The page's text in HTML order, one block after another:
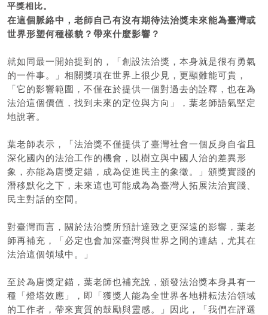
平獎相比。
在這個脈絡中，老師自己有沒有期待法治獎未來能為臺灣或
世界形塑何種樣貌？帶來什麼影響？
就如同最一開始提到的，「創設法治獎，本身就是很有勇氣
的一件事。」相關獎項在世界上很少見，更顯難能可貴，
「它的影響範圍，不僅在於提供一個對過去的詮釋，也在為
法治這個價值，找到未來的定位與方向」，葉老師語氣堅定
地說著。
葉老師表示，「法治獎不僅提供了臺灣社會一個反身自省且
深化國內的法治工作的機會，以樹立與中國人治的差異形
象，亦能為唐獎定錨，成為促進民主的象徵。」頒獎實踐的
潛移默化之下，未來這也可能成為為臺灣人拓展法治實踐、
民主對話的空間。
對臺灣而言，關於法治獎所預計達致之更深遠的影響，葉老
師再補充，「必定也會加深臺灣與世界之間的連結，尤其在
法治這個領域中。」
至於為唐獎定錨，葉老師也補充說，頒發法治獎本身具有一
種「燈塔效應」，即「獲獎人能為全世界各地耕耘法治領域
的工作者，帶來實質的鼓勵與靈感。」因此，「我們在評選